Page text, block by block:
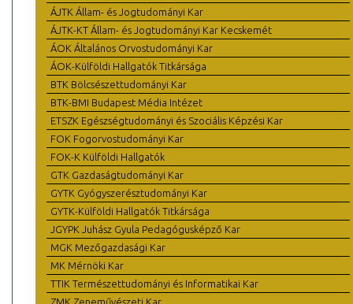
ÁJTK Állam- és Jogtudományi Kar
ÁJTK-KT Állam- és Jogtudományi Kar Kecskemét
ÁOK Általános Orvostudományi Kar
ÁOK-Külföldi Hallgatók Titkársága
BTK Bölcsészettudományi Kar
BTK-BMI Budapest Média Intézet
ETSZK Egészségtudományi és Szociális Képzési Kar
FOK Fogorvostudományi Kar
FOK-K Külföldi Hallgatók
GTK Gazdaságtudományi Kar
GYTK Gyógyszerésztudományi Kar
GYTK-Külföldi Hallgatók Titkársága
JGYPK Juhász Gyula Pedagógusképző Kar
MGK Mezőgazdasági Kar
MK Mérnöki Kar
TTIK Természettudományi és Informatikai Kar
ZMK Zeneművészeti Kar